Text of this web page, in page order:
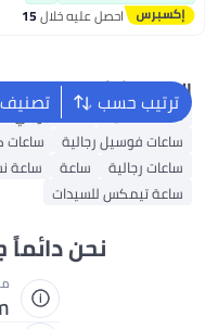
احصل عليه خلال15
ترتيب حسب
البحث الشائع
ساعات نسائية ساعات تومي
ساعات فوسيل رجالية
ساعات
ساعات رجالية
ساعة ساعة
ساعة تيمكس للسيدات
نحن